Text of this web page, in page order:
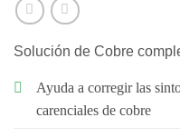
Solución de Cobre
Ayuda a corregir las
carenciales de cobre